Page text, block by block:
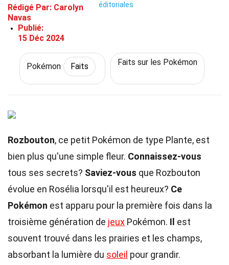
Rédigé Par: Carolyn
Navas
Publié:
15 Déc 2024
éditoriales
Pokémon Faits Faits sur les Pokémon
Rozbouton, ce petit Pokémon de type Plante, est
bien plus qu'une simple fleur. Connaissez-vous
tous ses secrets? Saviez-vous que Rozbouton
évolue en Rosélia lorsqu'il est heureux? Ce
Pokémon est apparu pour la première fois dans la
troisième génération de jeux Pokémon. Il est
souvent trouvé dans les prairies et les champs,
absorbant la lumière du soleil pour grandir.